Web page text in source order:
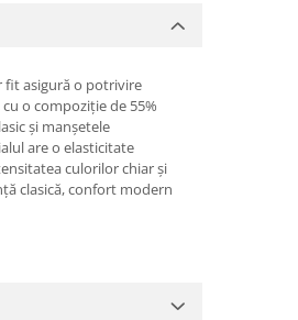
fit asigură o potrivire
o compoziție de 55%
și manșetele
are o elasticitate
culorilor chiar și
clasică, confort modern